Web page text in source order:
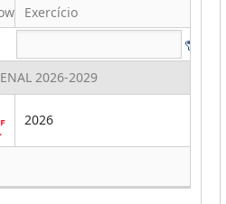
Exercício
2026-2029
2026